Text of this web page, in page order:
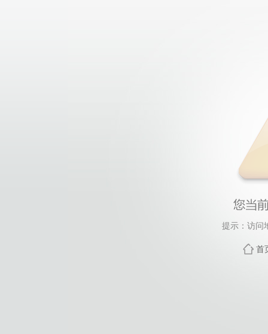
提示：访问
首